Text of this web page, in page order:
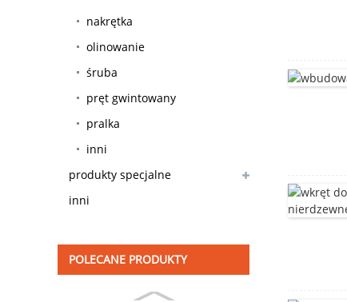
nakrętka
olinowanie
śruba
pręt gwintowany
pralka
inni
produkty specjalne
inni
POLECANE PRODUKTY